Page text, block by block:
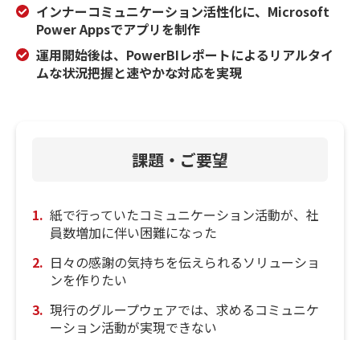
インナーコミュニケーション活性化に、Microsoft
Power Appsでアプリを制作
運用開始後は、PowerBIレポートによるリアルタイ
ムな状況把握と速やかな対応を実現
課題・ご要望
紙で行っていたコミュニケーション活動が、社
員数増加に伴い困難になった
日々の感謝の気持ちを伝えられるソリューショ
ンを作りたい
現行のグループウェアでは、求めるコミュニケ
ーション活動が実現できない